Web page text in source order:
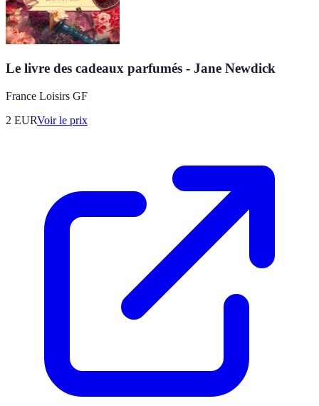
Le livre des cadeaux parfumés - Jane Newdick
France Loisirs GF
2 EURVoir le prix